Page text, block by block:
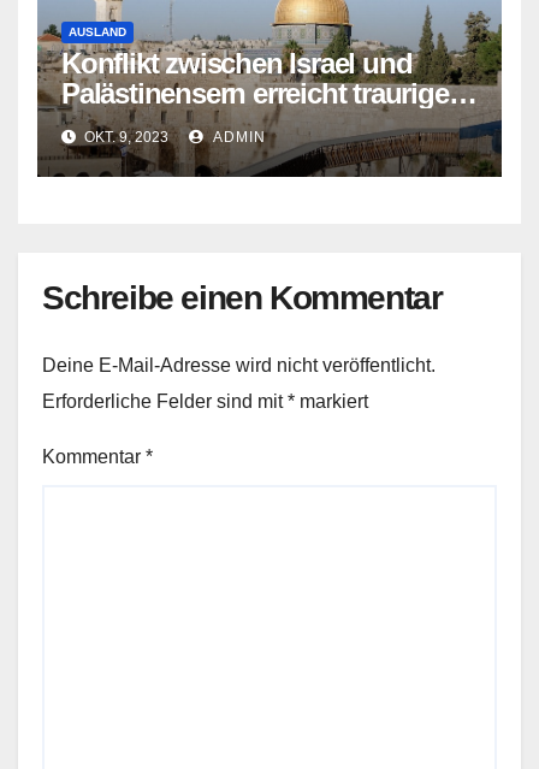
AUSLAND
Konflikt zwischen Israel und
Palästinensern erreicht traurigen
Höhepunkt
OKT. 9, 2023 ADMIN
Schreibe einen Kommentar
Deine E-Mail-Adresse wird nicht veröffentlicht.
Erforderliche Felder sind mit* markiert
Kommentar *